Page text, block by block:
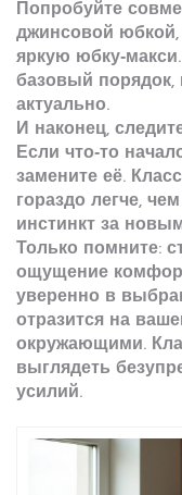
Попробуйте
джинсовой
яркую
базовый порядок,
актуально.
И наконец,
Если что‑то
замените её.
гораздо легче,
инстинкт за
Только помните:
ощущение
уверенно в
отразится на
окружающими.
выглядеть
усилий.